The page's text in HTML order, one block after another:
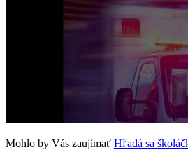
Mohlo by Vás zaujímať Hľadá sa